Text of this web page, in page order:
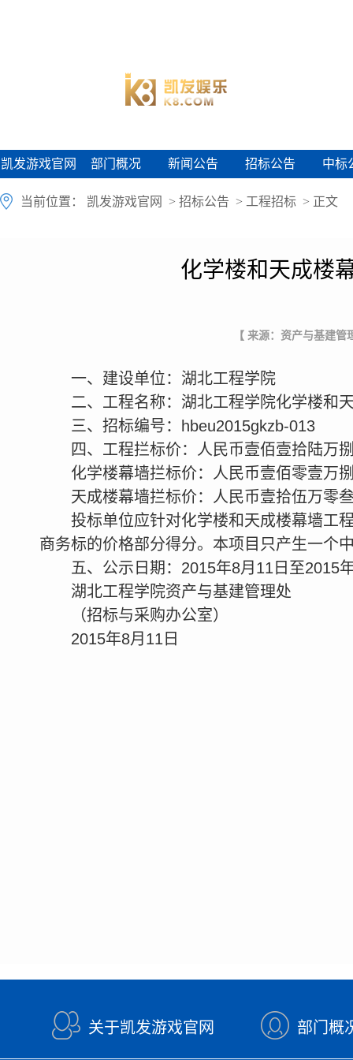
凯发游戏官网
凯发游戏官网 部门概况
部门概况 新闻公告
新闻公告 招标公告
招标公告 中标
中标
当前位置： 凯发游戏官网 > 招标公告 > 工程招标 > 正文
化学楼和天成楼
【 来源：资产与基建
一、建设单位：湖北工程学院
二、工程名称：湖北工程学院化学楼和
三、招标编号：hbeu2015gkzb-013
四、工程拦标价：人民币壹佰壹拾陆万
化学楼幕墙拦标价：人民币壹佰零壹万
天成楼幕墙拦标价：人民币壹拾伍万零
投标单位应针对化学楼和天成楼幕墙工
商务标的价格部分得分。本项目只产生一个
五、公示日期：2015年8月11日至2015
湖北工程学院资产与基建管理处
（招标与采购办公室）
2015年8月11日
关于凯发游戏官网 部门概